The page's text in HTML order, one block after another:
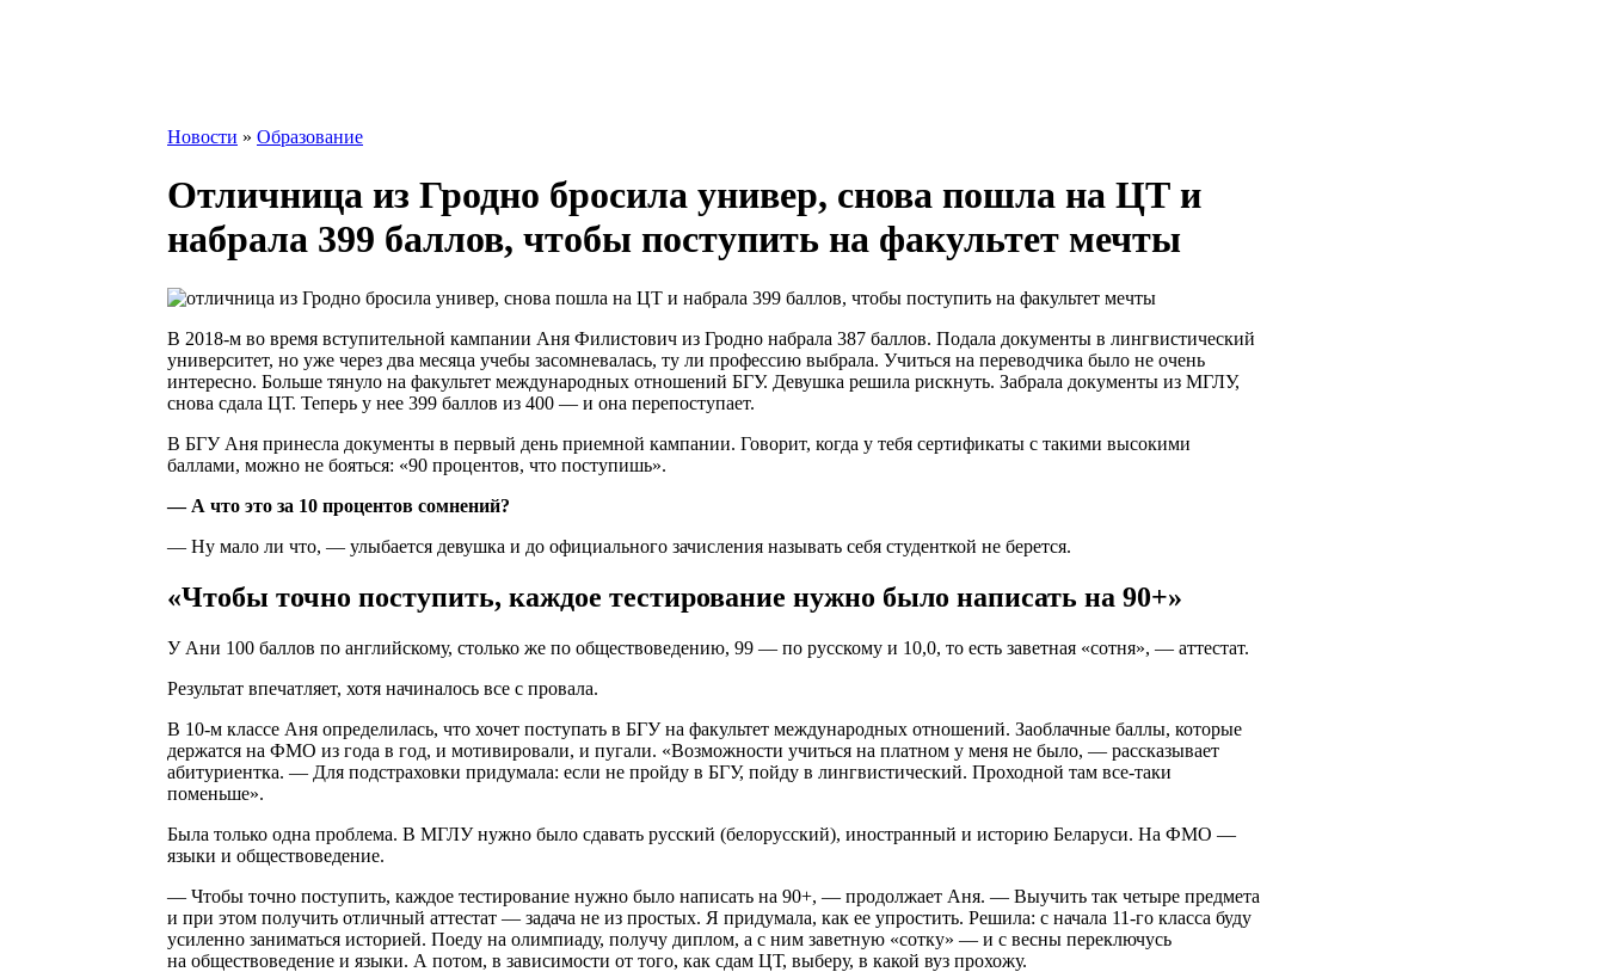
Новости » Образование
Отличница из Гродно бросила универ, снова пошла на ЦТ и
набрала 399 баллов, чтобы поступить на факультет мечты
В 2018-м во время вступительной кампании Аня Филистович из Гродно набрала 387 баллов. Подала документы в лингвистический
университет, но уже через два месяца учебы засомневалась, ту ли профессию выбрала. Учиться на переводчика было не очень
интересно. Больше тянуло на факультет международных отношений БГУ. Девушка решила рискнуть. Забрала документы из МГЛУ,
снова сдала ЦТ. Теперь у нее 399 баллов из 400 — и она перепоступает.
В БГУ Аня принесла документы в первый день приемной кампании. Говорит, когда у тебя сертификаты с такими высокими
баллами, можно не бояться: «90 процентов, что поступишь».
— А что это за 10 процентов сомнений?
— Ну мало ли что, — улыбается девушка и до официального зачисления называть себя студенткой не берется.
«Чтобы точно поступить, каждое тестирование нужно было написать на 90+»
У Ани 100 баллов по английскому, столько же по обществоведению, 99 — по русскому и 10,0, то есть заветная «сотня», — аттестат.
Результат впечатляет, хотя начиналось все с провала.
В 10-м классе Аня определилась, что хочет поступать в БГУ на факультет международных отношений. Заоблачные баллы, которые
держатся на ФМО из года в год, и мотивировали, и пугали. «Возможности учиться на платном у меня не было, — рассказывает
абитуриентка. — Для подстраховки придумала: если не пройду в БГУ, пойду в лингвистический. Проходной там все-таки
поменьше».
Была только одна проблема. В МГЛУ нужно было сдавать русский (белорусский), иностранный и историю Беларуси. На ФМО —
языки и обществоведение.
— Чтобы точно поступить, каждое тестирование нужно было написать на 90+, — продолжает Аня. — Выучить так четыре предмета
и при этом получить отличный аттестат — задача не из простых. Я придумала, как ее упростить. Решила: с начала 11-го класса буду
усиленно заниматься историей. Поеду на олимпиаду, получу диплом, а с ним заветную «сотку» — и с весны переключусь
на обществоведение и языки. А потом, в зависимости от того, как сдам ЦТ, выберу, в какой вуз прохожу.